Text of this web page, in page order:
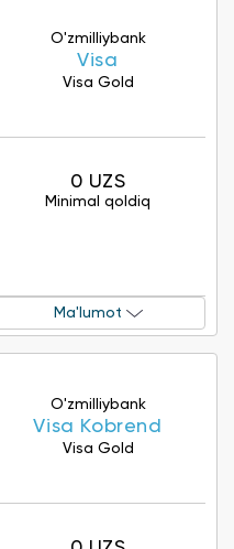
O'zmilliybank
Visa
Visa Gold
0 UZS
Minimal qoldiq
Ma'lumot
O'zmilliybank
Visa Kobrеnd
Visa Gold